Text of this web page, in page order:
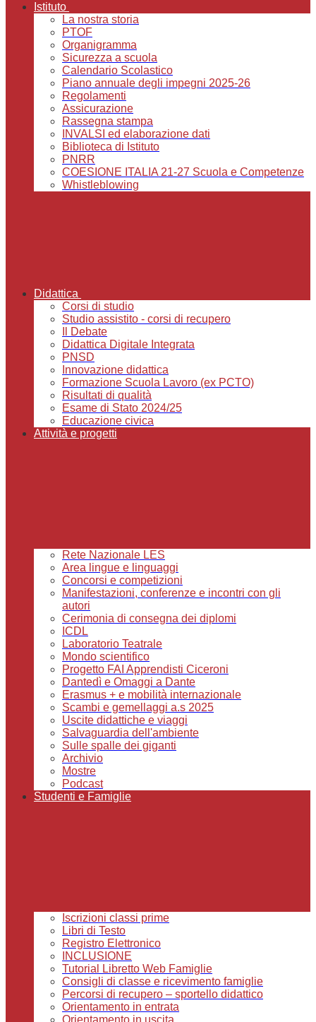
Istituto
La nostra storia
PTOF
Organigramma
Sicurezza a scuola
Calendario Scolastico
Piano annuale degli impegni 2025-26
Regolamenti
Assicurazione
Rassegna stampa
INVALSI ed elaborazione dati
Biblioteca di Istituto
PNRR
COESIONE ITALIA 21-27 Scuola e Competenze
Whistleblowing
Didattica
Corsi di studio
Studio assistito - corsi di recupero
Il Debate
Didattica Digitale Integrata
PNSD
Innovazione didattica
Formazione Scuola Lavoro (ex PCTO)
Risultati di qualità
Esame di Stato 2024/25
Educazione civica
Attività e progetti
Rete Nazionale LES
Area lingue e linguaggi
Concorsi e competizioni
Manifestazioni, conferenze e incontri con gli
autori
Cerimonia di consegna dei diplomi
ICDL
Laboratorio Teatrale
Mondo scientifico
Progetto FAI Apprendisti Ciceroni
Dantedì e Omaggi a Dante
Erasmus + e mobilità internazionale
Scambi e gemellaggi a.s 2025
Uscite didattiche e viaggi
Salvaguardia dell'ambiente
Sulle spalle dei giganti
Archivio
Mostre
Podcast
Studenti e Famiglie
Iscrizioni classi prime
Libri di Testo
Registro Elettronico
INCLUSIONE
Tutorial Libretto Web Famiglie
Consigli di classe e ricevimento famiglie
Percorsi di recupero – sportello didattico
Orientamento in entrata